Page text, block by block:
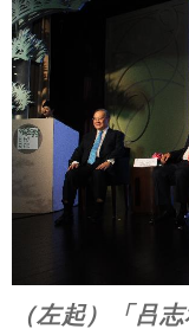
（左起）「吕